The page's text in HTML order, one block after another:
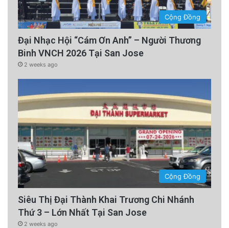
Cộng Đồng
Đại Nhạc Hội “Cám Ơn Anh” – Người Thương
Binh VNCH 2026 Tại San Jose
2 weeks ago
Cộng Đồng
Siêu Thị Đại Thành Khai Trương Chi Nhánh
Thứ 3 – Lớn Nhất Tại San Jose
2 weeks ago